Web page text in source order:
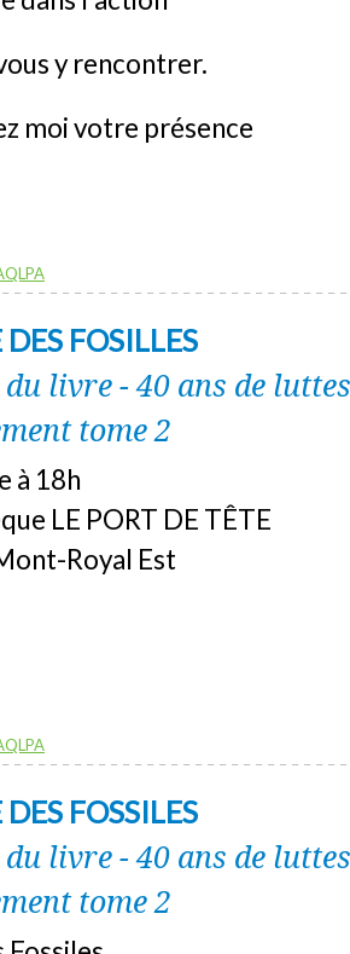
y rencontrer.
moi votre présence
FOSILLES
livre - 40 ans de
tome 2
à 18h
LE PORT DE TÊTE
Royal Est
FOSSILES
livre - 40 ans de
tome 2